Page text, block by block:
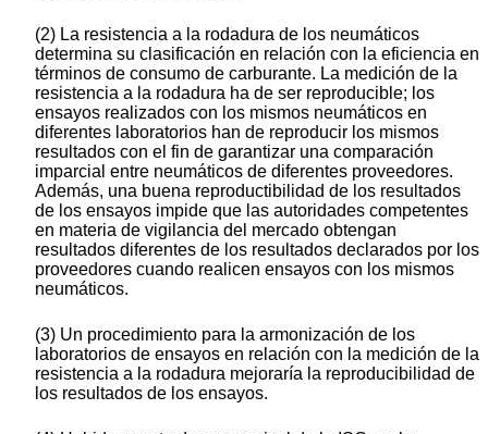
(2) La resistencia a la rodadura de los neumáticos
determina su clasificación en relación con la eficiencia en
términos de consumo de carburante. La medición de la
resistencia a la rodadura ha de ser reproducible; los
ensayos realizados con los mismos neumáticos en
diferentes laboratorios han de reproducir los mismos
resultados con el fin de garantizar una comparación
imparcial entre neumáticos de diferentes proveedores.
Además, una buena reproductibilidad de los resultados
de los ensayos impide que las autoridades competentes
en materia de vigilancia del mercado obtengan
resultados diferentes de los resultados declarados por los
proveedores cuando realicen ensayos con los mismos
neumáticos.
(3) Un procedimiento para la armonización de los
laboratorios de ensayos en relación con la medición de la
resistencia a la rodadura mejoraría la reproducibilidad de
los resultados de los ensayos.